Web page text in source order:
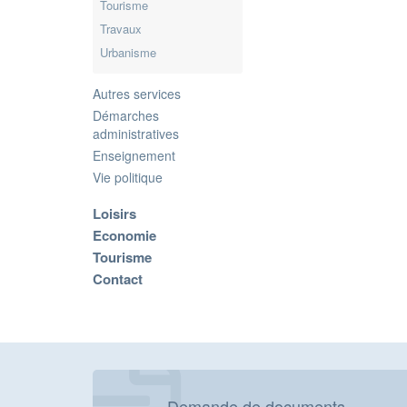
Tourisme
Travaux
Urbanisme
Autres services
Démarches
administratives
Enseignement
Vie politique
Loisirs
Economie
Tourisme
Contact